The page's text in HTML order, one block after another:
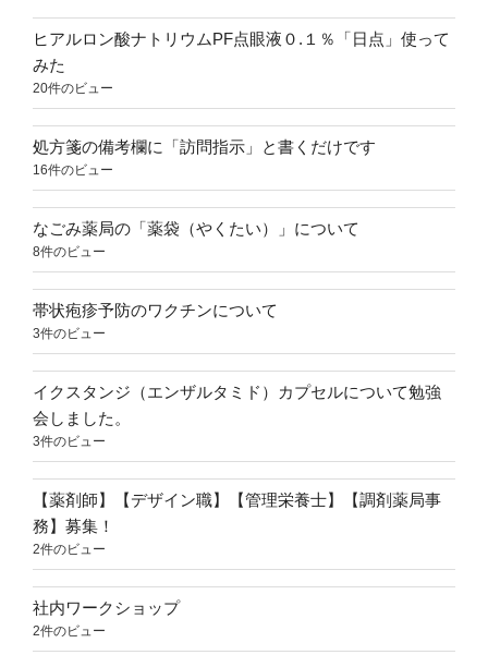
ヒアルロン酸ナトリウムPF点眼液０.１％「日点」使って
みた
20件のビュー
処方箋の備考欄に「訪問指示」と書くだけです
16件のビュー
なごみ薬局の「薬袋（やくたい）」について
8件のビュー
帯状疱疹予防のワクチンについて
3件のビュー
イクスタンジ（エンザルタミド）カプセルについて勉強
会しました。
3件のビュー
【薬剤師】【デザイン職】【管理栄養士】【調剤薬局事
務】募集！
2件のビュー
社内ワークショップ
2件のビュー